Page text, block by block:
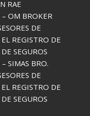
RAE
OM BROKER
DE
REGISTRO DE
SEGUROS
SIMAS BRO.
DE
REGISTRO DE
SEGUROS